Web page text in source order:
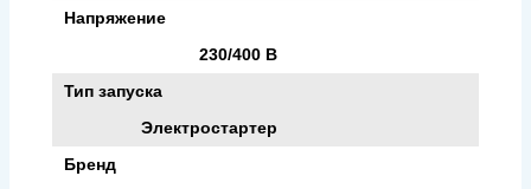
Напряжение
230/400 В
Тип запуска
Электростартер
Бренд